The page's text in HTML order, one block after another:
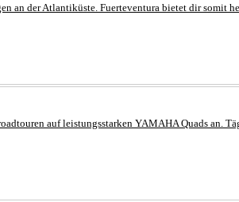
an der Atlantiküste. Fuerteventura bietet dir somit
auf leistungsstarken YAMAHA Quads an.